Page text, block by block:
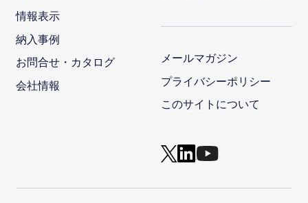
情報表示
納入事例
お問合せ・カタログ
会社情報
メールマガジン
プライバシーポリシー
このサイトについて